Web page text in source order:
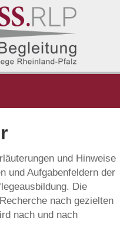
und Hinweise
und Aufgabenfeldern der
Die
nach gezielten
nach und nach